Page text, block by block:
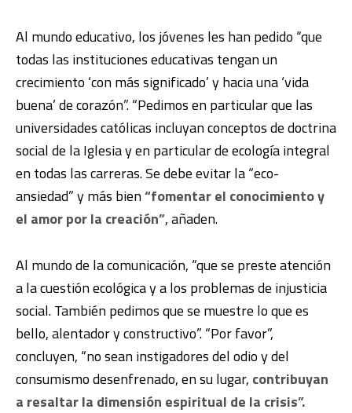
Al mundo educativo, los jóvenes les han pedido “que
todas las instituciones educativas tengan un
crecimiento ‘con más significado’ y hacia una ‘vida
buena’ de corazón”. “Pedimos en particular que las
universidades católicas incluyan conceptos de doctrina
social de la Iglesia y en particular de ecología integral
en todas las carreras. Se debe evitar la “eco-
ansiedad” y más bien“fomentar el conocimiento y
el amor por la creación”, añaden.
Al mundo de la comunicación, “que se preste atención
a la cuestión ecológica y a los problemas de injusticia
social. También pedimos que se muestre lo que es
bello, alentador y constructivo”. “Por favor”,
concluyen, “no sean instigadores del odio y del
consumismo desenfrenado, en su lugar, contribuyan
a resaltar la dimensión espiritual de la crisis”.